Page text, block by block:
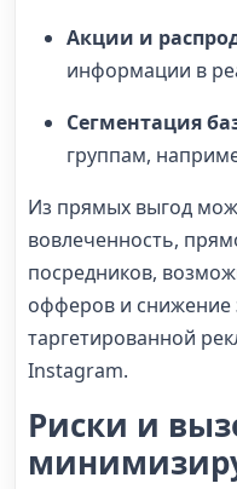
Акции и
информации в
Сегментация
группам,
Из прямых выгод
вовлеченность,
посредников,
офферов и снижение
таргетированной
Instagram.
Риски и